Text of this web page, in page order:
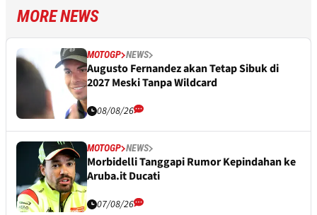
MORE NEWS
MOTOGP NEWS
Augusto Fernandez akan Tetap Sibuk di
2027 Meski Tanpa Wildcard
08/08/26
MOTOGP NEWS
Morbidelli Tanggapi Rumor Kepindahan ke
Aruba.it Ducati
07/08/26